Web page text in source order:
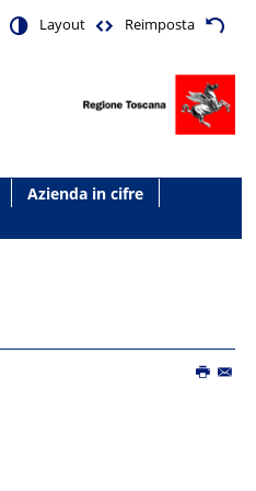
Layout Reimposta
Azienda in cifre